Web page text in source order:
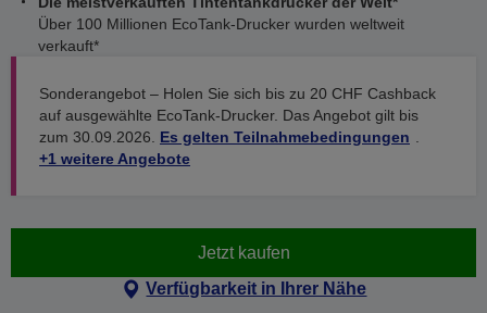
Über 100 Millionen EcoTank-Drucker wurden weltweit
verkauft*
Sonderangebot – Holen Sie sich bis zu 20 CHF Cashback
auf ausgewählte EcoTank-Drucker. Das Angebot gilt bis
zum 30.09.2026. Es gelten Teilnahmebedingungen
+1 weitere Angebote
Jetzt kaufen
Verfügbarkeit in Ihrer Nähe